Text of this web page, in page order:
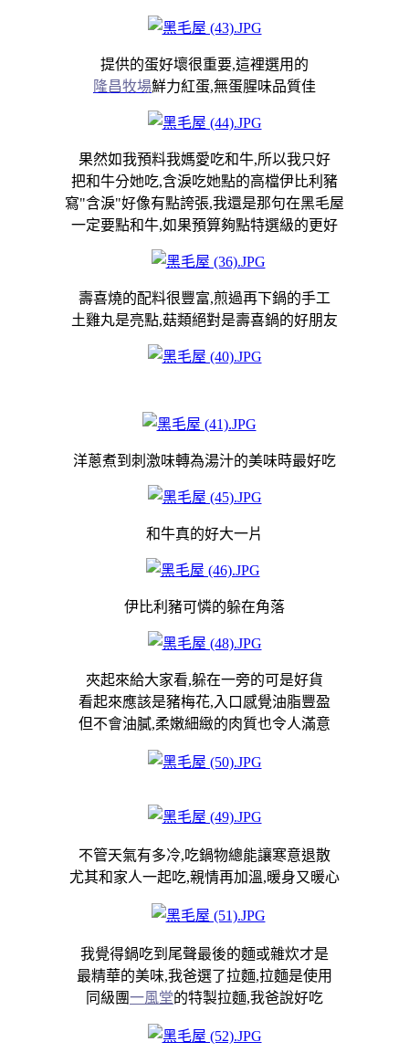
提供的蛋好壞很重要,這裡選用的
隆昌牧場鮮力紅蛋,無蛋腥味品質佳
果然如我預料我媽愛吃和牛,所以我只好
把和牛分她吃,含淚吃她點的高檔伊比利豬
寫"含淚"好像有點誇張,我還是那句在黑毛屋
一定要點和牛,如果預算夠點特選級的更好
壽喜燒的配料很豐富,煎過再下鍋的手工
土雞丸是亮點,菇類絕對是壽喜鍋的好朋友
洋蔥煮到刺激味轉為湯汁的美味時最好吃
和牛真的好大一片
伊比利豬可憐的躲在角落
夾起來給大家看,躲在一旁的可是好貨
看起來應該是豬梅花,入口感覺油脂豐盈
但不會油膩,柔嫩細緻的肉質也令人滿意
不管天氣有多冷,吃鍋物總能讓寒意退散
尤其和家人一起吃,親情再加溫,暖身又暖心
我覺得鍋吃到尾聲最後的麵或雜炊才是
最精華的美味,我爸選了拉麵,拉麵是使用
同級團一風堂的特製拉麵,我爸說好吃